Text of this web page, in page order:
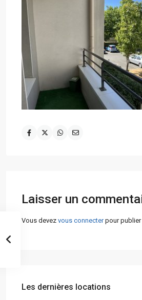
Laisser un
Vous devez vous connecterpour publier
Les dernières locations